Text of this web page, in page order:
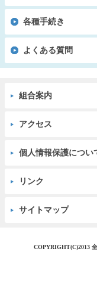
各種手続き
よくある質問
組合案内
アクセス
個人情報保護につい
リンク
サイトマップ
COPYRIGHT(C)2013